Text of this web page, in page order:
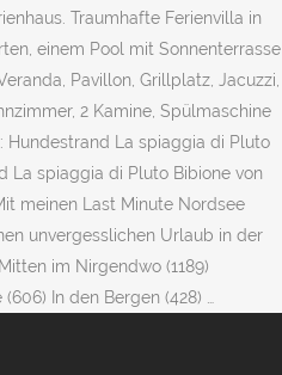
Traumhafte Ferienvilla in
einem Pool mit Sonnenterrasse
Pavillon, Grillplatz, Jacuzzi,
2 Kamine, Spülmaschine
La spiaggia di Pluto
La spiaggia di Pluto Bibione von
meinen Last Minute Nordsee
unvergesslichen Urlaub in der
im Nirgendwo (1189)
In den Bergen (428) …